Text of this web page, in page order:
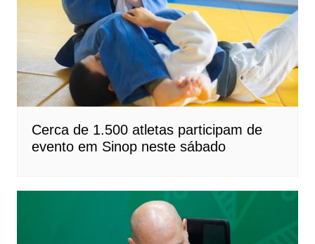
Cerca de 1.500 atletas participam de
evento em Sinop neste sábado